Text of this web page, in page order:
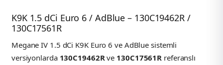
K9K 1.5 dCi Euro 6 / AdBlue – 130C19462R /
130C17561R
Megane IV 1.5 dCi K9K Euro 6 ve AdBlue sistemli
versiyonlarda 130C19462Rve 130C17561R referanslı